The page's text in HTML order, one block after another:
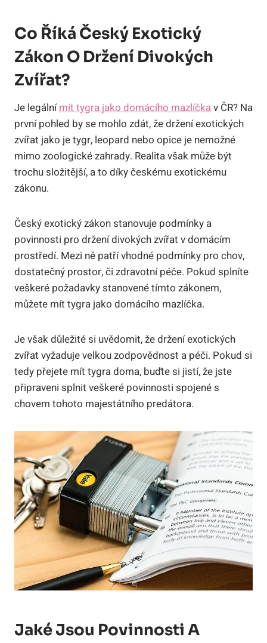
Co Říká Český Exotický
Zákon O Držení Divokých
Zvířat?
Je legálnímít tygra jako domácího mazlíčkav ČR? Na
první pohled by se mohlo zdát, že držení exotických
zvířat jako je tygr, leopard nebo opice je nemožné
mimo zoologické zahrady. Realita však může být
trochu složitější, a to díky českému exotickému
zákonu.
Český exotický zákon stanovuje podmínky a
povinnosti pro držení divokých zvířat v domácím
prostředí. Mezi ně patří vhodné podmínky pro chov,
dostatečný prostor, či zdravotní péče. Pokud splníte
veškeré požadavky stanovené tímto zákonem,
můžete mít tygra jako domácího mazlíčka.
Je však důležité si uvědomit, že držení exotických
zvířat vyžaduje velkou zodpovědnost a péči. Pokud si
tedy přejete mít tygra doma, buďte si jistí, že jste
připraveni splnit veškeré povinnosti spojené s
chovem tohoto majestátního predátora.
Jaké Jsou Povinnosti A